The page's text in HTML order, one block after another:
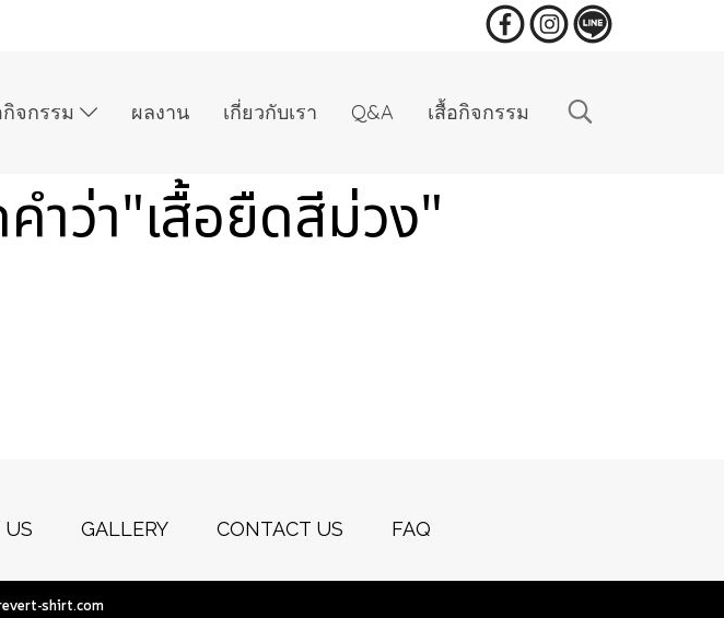
กิจกรรม ผลงาน เกี่ยวกับเรา Q&A เสื้อกิจกรรม
ำว่า"เสื้อยืดสีม่วง"
US GALLERY CONTACT US FAQ
shirt.com